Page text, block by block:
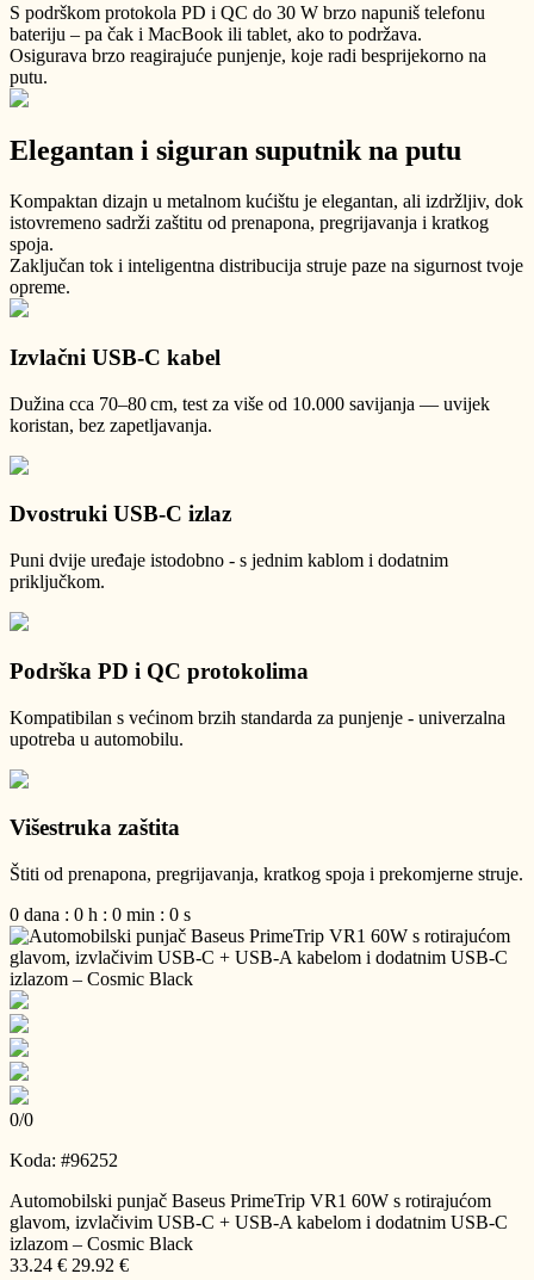
S podrškom protokola PD i QC do 30 W brzo napuniš telefonu
bateriju – pa čak i MacBook ili tablet, ako to podržava.
Osigurava brzo reagirajuće punjenje, koje radi besprijekorno na
putu.
Elegantan i siguran suputnik na putu
Kompaktan dizajn u metalnom kućištu je elegantan, ali izdržljiv, dok
istovremeno sadrži zaštitu od prenapona, pregrijavanja i kratkog
spoja.
Zaključan tok i inteligentna distribucija struje paze na sigurnost tvoje
opreme.
Izvlačni USB-C kabel
Dužina cca 70–80 cm, test za više od 10.000 savijanja — uvijek
koristan, bez zapetljavanja.
Dvostruki USB-C izlaz
Puni dvije uređaje istodobno - s jednim kablom i dodatnim
priključkom.
Podrška PD i QC protokolima
Kompatibilan s većinom brzih standarda za punjenje - univerzalna
upotreba u automobilu.
Višestruka zaštita
Štiti od prenapona, pregrijavanja, kratkog spoja i prekomjerne struje.
0 dana : 0 h : 0 min : 0 s
0/0
Koda: #96252
Automobilski punjač Baseus PrimeTrip VR1 60W s rotirajućom
glavom, izvlačivim USB-C + USB-A kabelom i dodatnim USB-C
izlazom – Cosmic Black
33.24 € 29.92 €